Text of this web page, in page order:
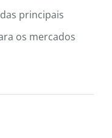
principais
os mercados